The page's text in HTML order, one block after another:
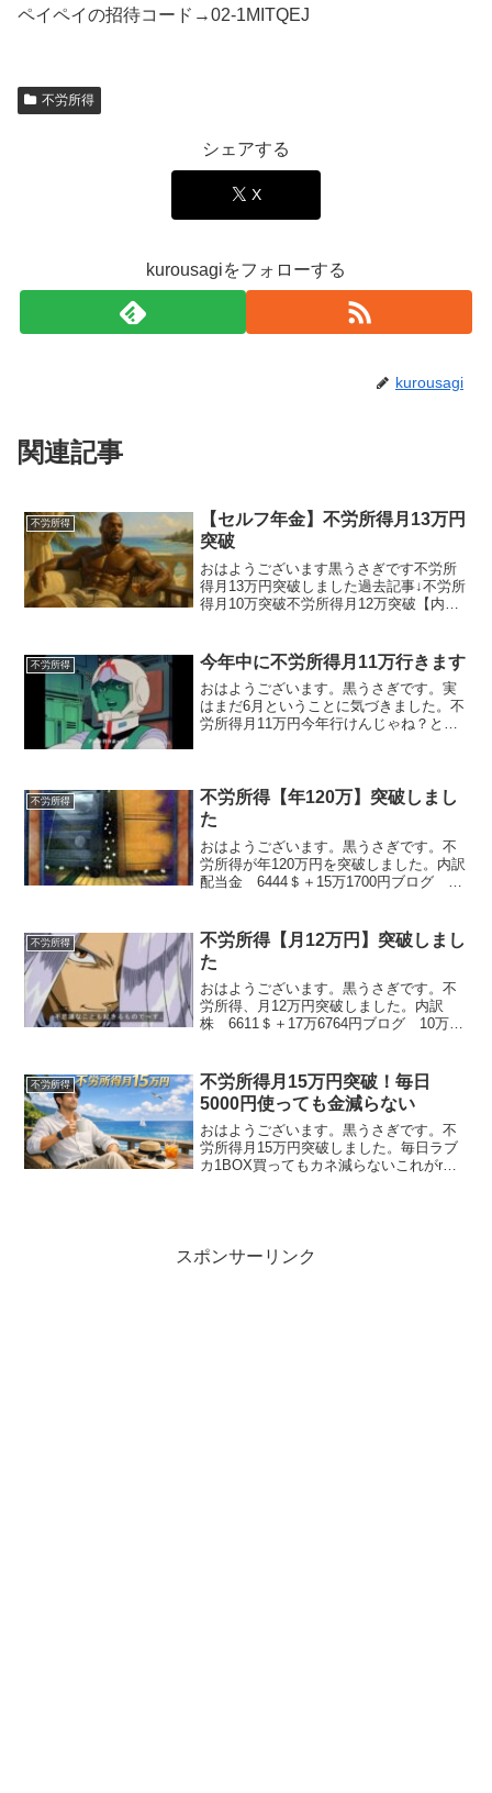
ペイペイの招待コード→02-1MITQEJ
不労所得
シェアする
X
kurousagiをフォローする
kurousagi
関連記事
不労所得
【セルフ年金】不労所得月13万円
突破
おはようございます黒うさぎです不労所
得月13万円突破しました過去記事↓不労所
得月10万突破不労所得月12万突破【内
トヒルトンポイント 9万3727ポ...
不労所得 今年中に不労所得月11万行きます
おはようございます。黒うさぎです。実
はまだ6月ということに気づきました。不
労所得月11万円今年行けんじゃね？と思
6483＄＋15万5929円ブ...
不労所得
不労所得【年120万】突破しまし
た
おはようございます。黒うさぎです。不
労所得が年120万円を突破しました。内訳
配当金 6444＄＋15万1700円ブログ 8
算）他にも貸株金利など細か...
不労所得
不労所得【月12万円】突破しまし
た
おはようございます。黒うさぎです。不
労所得、月12万円突破しました。内訳
株 6611＄＋17万6764円ブログ 10万
ペイポイント 9667ポイントメルカ...
不労所得
不労所得月15万円突破！毎日
5000円使っても金減らない
おはようございます。黒うさぎです。不
労所得月15万円突破しました。毎日ラブ
カ1BOX買ってもカネ減らないこれがr
スポンサーリンク